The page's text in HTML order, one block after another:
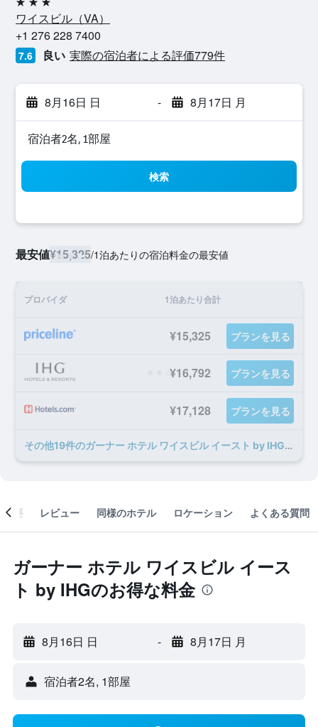
3つ星
ワイスビル​（VA​）​
+1 276 228 7400
7.6 良い 実際の宿泊者による評価779​件
8月16日 日 - 8月17日 月
宿泊者2名, 1​部屋
検索
最安値¥15,325/1泊あたりの宿泊料金の最安値
プロバイダ 1泊あたり合計
¥15,325 プランを見る
¥16,792 プランを見る
¥17,128 プランを見る
​その他19​件のガーナー ホテル ワイスビル イースト by IHGのオファー
概要 レビュー 同様のホテル ロケーション よくある質問
ガーナー ホテル ワイスビル イース
ト by IHGのお得な料金
8月16日 日 - 8月17日 月
宿泊者2名, 1​部屋